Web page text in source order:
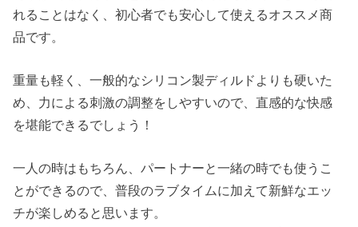
れることはなく、初心者でも安心して使えるオススメ商
品です。
重量も軽く、一般的なシリコン製ディルドよりも硬いた
め、力による刺激の調整をしやすいので、直感的な快感
を堪能できるでしょう！
一人の時はもちろん、パートナーと一緒の時でも使うこ
とができるので、普段のラブタイムに加えて新鮮なエッ
チが楽しめると思います。